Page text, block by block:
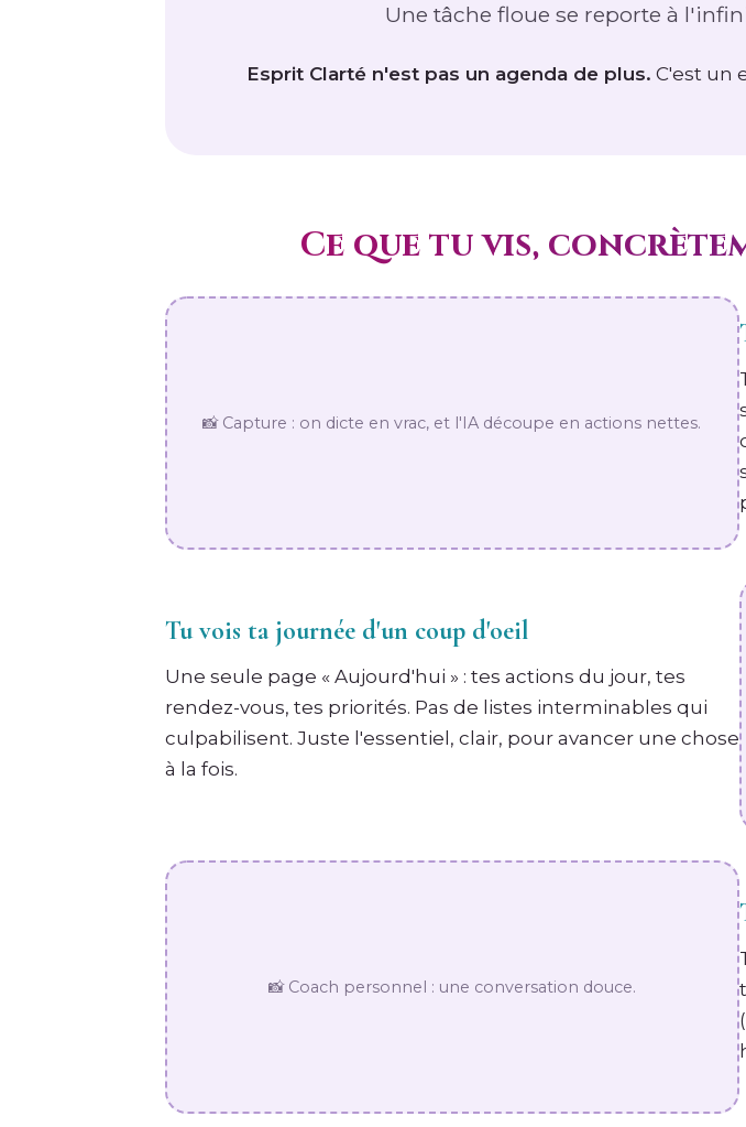
Une tâche floue se reporte à
Esprit Clarté n'est pas un agenda de plus. C'est un
Ce que tu vis,
📸 Capture : on dicte en vrac, et l'IA découpe en actions nettes.
Tu vois ta journée d'un coup d'oeil
Une seule page « Aujourd'hui » : tes actions du jour, tes
rendez-vous, tes priorités. Pas de listes interminables qui
culpabilisent. Juste l'essentiel, clair, pour avancer une chose
à la fois.
📸 Coach personnel : une conversation douce.